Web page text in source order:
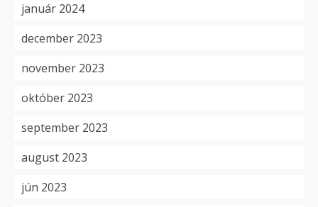
január 2024
december 2023
november 2023
október 2023
september 2023
august 2023
jún 2023